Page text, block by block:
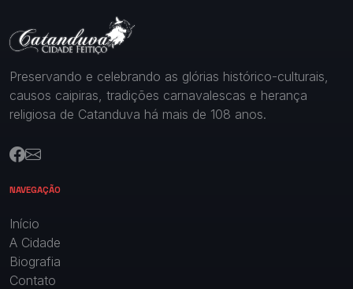
Preservando e celebrando as glórias histórico-culturais,
causos caipiras, tradições carnavalescas e herança
religiosa de Catanduva há mais de 108 anos.
NAVEGAÇÃO
Início
A Cidade
Biografia
Contato